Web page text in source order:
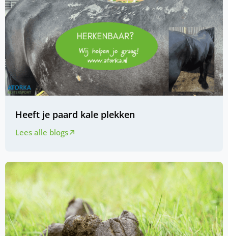
Heeft je paard kale plekken
Lees alle blogs